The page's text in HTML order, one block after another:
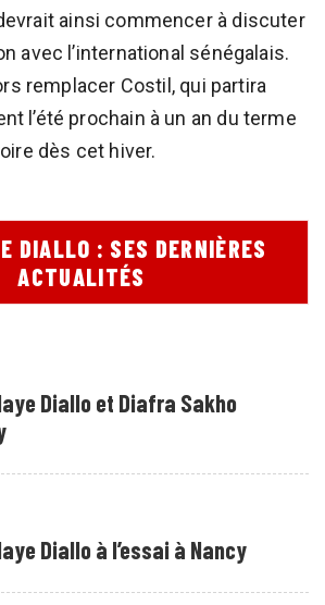
ainsi commencer à discuter
avec l’international sénégalais.
remplacer Costil, qui partira
l’été prochain à un an du terme
dès cet hiver.
DIALLO : SES DERNIÈRES
ACTUALITÉS
Diallo et Diafra Sakho
Diallo à l’essai à Nancy